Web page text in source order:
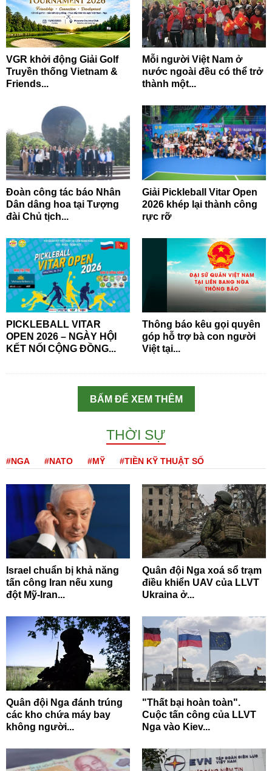
VGR khởi động Giải Golf
Truyền thống Vietnam &
Friends...
Mỗi người Việt Nam ở
nước ngoài đều có thể trở
thành một...
Đoàn công tác báo Nhân
Dân dâng hoa tại Tượng
đài Chủ tịch...
Giải Pickleball Vitar Open
2026 khép lại thành công
rực rỡ
PICKLEBALL VITAR
OPEN 2026 – NGÀY HỘI
KẾT NỐI CỘNG ĐỒNG...
Thông báo kêu gọi quyên
góp hỗ trợ bà con người
Việt tại...
BẤM ĐỂ XEM THÊM
THỜI SỰ
#NGA #NATO #MỸ #TIỀN KỸ THUẬT SỐ
Israel chuẩn bị khả năng
tấn công Iran nếu xung
đột Mỹ-Iran...
Quân đội Nga xoá sổ trạm
điều khiển UAV của LLVT
Ukraina ở...
Quân đội Nga đánh trúng
các kho chứa máy bay
không người...
"Thất bại hoàn toàn".
Cuộc tấn công của LLVT
Nga vào Kiev...